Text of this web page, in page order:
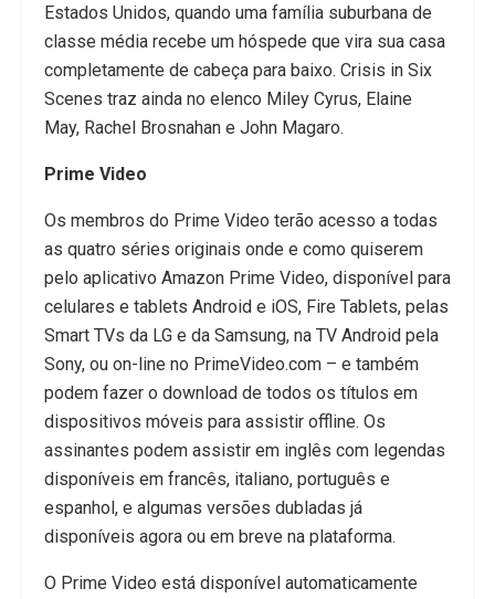
Estados Unidos, quando uma família suburbana de
classe média recebe um hóspede que vira sua casa
completamente de cabeça para baixo. Crisis in Six
Scenes traz ainda no elenco Miley Cyrus, Elaine
May, Rachel Brosnahan e John Magaro.
Prime Video
Os membros do Prime Video terão acesso a todas
as quatro séries originais onde e como quiserem
pelo aplicativo Amazon Prime Video, disponível para
celulares e tablets Android e iOS, Fire Tablets, pelas
Smart TVs da LG e da Samsung, na TV Android pela
Sony, ou on-line no PrimeVideo.com – e também
podem fazer o download de todos os títulos em
dispositivos móveis para assistir offline. Os
assinantes podem assistir em inglês com legendas
disponíveis em francês, italiano, português e
espanhol, e algumas versões dubladas já
disponíveis agora ou em breve na plataforma.
O Prime Video está disponível automaticamente